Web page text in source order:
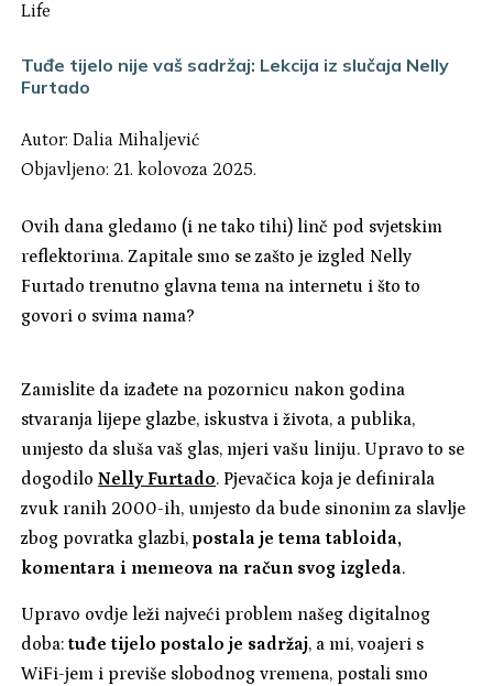
Life
Tuđe tijelo nije vaš sadržaj: Lekcija iz slučaja Nelly
Furtado
Autor:Dalia Mihaljević
Objavljeno: 21. kolovoza 2025.
Ovih dana gledamo (i ne tako tihi) linč pod svjetskim
reflektorima. Zapitale smo se zašto je izgled Nelly
Furtado trenutno glavna tema na internetu i što to
govori o svima nama?
Zamislite da izađete na pozornicu nakon godina
stvaranja lijepe glazbe, iskustva i života, a publika,
umjesto da sluša vaš glas, mjeri vašu liniju. Upravo to se
dogodiloNelly Furtado. Pjevačica koja je definirala
zvuk ranih 2000-ih, umjesto da bude sinonim za slavlje
zbog povratka glazbi,postala je tema tabloida,
komentara i memeova na račun svog izgleda.
Upravo ovdje leži najveći problem našeg digitalnog
doba:tuđe tijelo postalo je sadržaj, a mi, voajeri s
WiFi-jem i previše slobodnog vremena, postali smo